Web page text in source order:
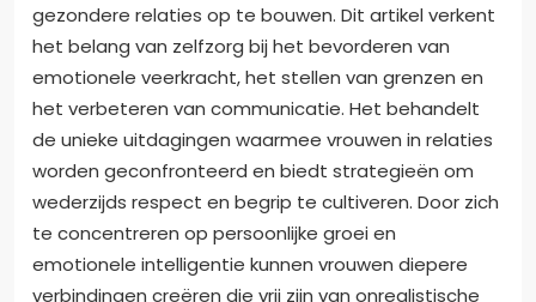
gezondere relaties op te bouwen. Dit artikel verkent
het belang van zelfzorg bij het bevorderen van
emotionele veerkracht, het stellen van grenzen en
het verbeteren van communicatie. Het behandelt
de unieke uitdagingen waarmee vrouwen in relaties
worden geconfronteerd en biedt strategieën om
wederzijds respect en begrip te cultiveren. Door zich
te concentreren op persoonlijke groei en
emotionele intelligentie kunnen vrouwen diepere
verbindingen creëren die vrij zijn van onrealistische